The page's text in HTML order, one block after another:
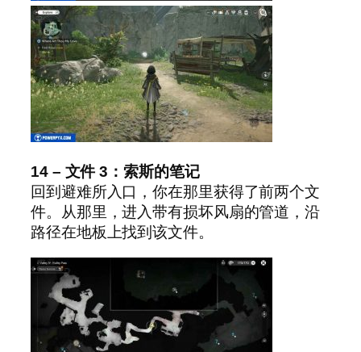
14 – 文件 3：索斯的笔记
回到避难所入口，你在那里获得了前两个文
件。从那里，进入带有损坏风扇的管道，沿
路径在地板上找到该文件。